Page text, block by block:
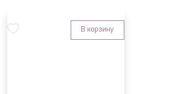
В корзину